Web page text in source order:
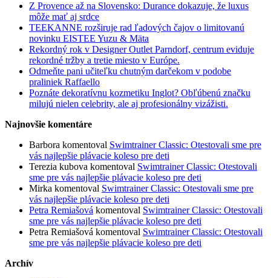
Z Provence až na Slovensko: Durance dokazuje, že luxus
môže mať aj srdce
TEEKANNE rozširuje rad ľadových čajov o limitovanú
novinku EISTEE Yuzu & Mäta
Rekordný rok v Designer Outlet Parndorf, centrum eviduje
rekordné tržby a tretie miesto v Európe.
Odmeňte pani učiteľku chutným darčekom v podobe
praliniek Raffaello
Poznáte dekoratívnu kozmetiku Inglot? Obľúbenú značku
milujú nielen celebrity, ale aj profesionálny vizážisti.
Najnovšie komentáre
Barbora komentoval Swimtrainer Classic: Otestovali sme pre
vás najlepšie plávacie koleso pre deti
Terezia kubova komentoval Swimtrainer Classic: Otestovali
sme pre vás najlepšie plávacie koleso pre deti
Mirka komentoval Swimtrainer Classic: Otestovali sme pre
vás najlepšie plávacie koleso pre deti
Petra Remiašová komentoval Swimtrainer Classic: Otestovali
sme pre vás najlepšie plávacie koleso pre deti
Petra Remiašová komentoval Swimtrainer Classic: Otestovali
sme pre vás najlepšie plávacie koleso pre deti
Archív